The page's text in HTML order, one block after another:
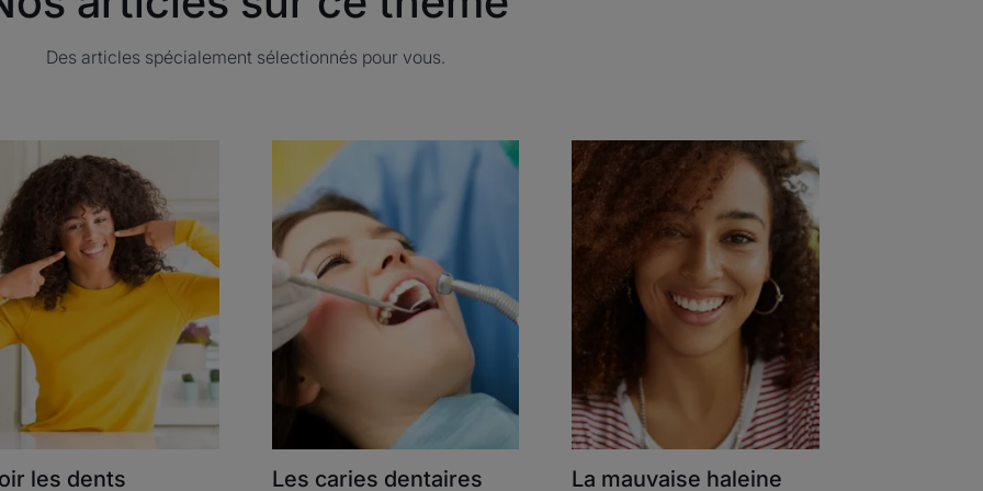
Des articles spécialement sélectionnés pour vous.
les dents
Découvrir
caries
dentaires
Les caries dentaires
Découvrir
La
mauvaise
haleine
La mauvaise haleine